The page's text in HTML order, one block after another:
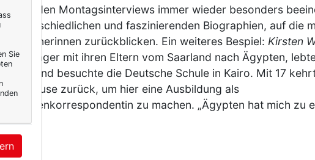
an den Montagsinterviews immer wieder besonders
unterschiedlichen und faszinierenden Biographien, auf die
zurückblicken. Ein weiteres Bespiel: Kirsten
Teenager mit ihren Eltern vom Saarland nach Ägypten,
Jahre und besuchte die Deutsche Schule in Kairo. Mit 17
Hause zurück, um hier eine Ausbildung als
zu machen. „Ägypten hat mich zu
mehr
Sie